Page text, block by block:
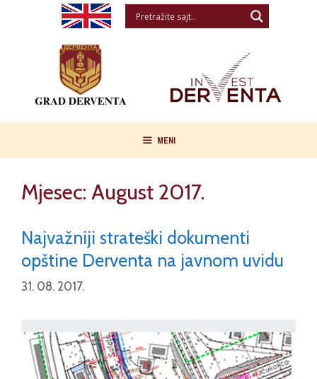
MENI
Mjesec: August 2017.
Najvažniji strateški dokumenti
opštine Derventa na javnom uvidu
31. 08. 2017.